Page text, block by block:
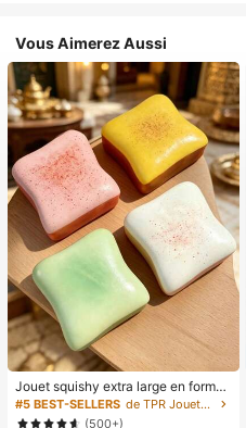
Vous Aimerez Aussi
Jouet squishy extra large en forme
de toast, jouet anti-stress super do
ux en beurre de toast, disponible en
#5 BEST-SELLERS
de TPR Jouets amusants et fantaisie pour adolescen
(500+)